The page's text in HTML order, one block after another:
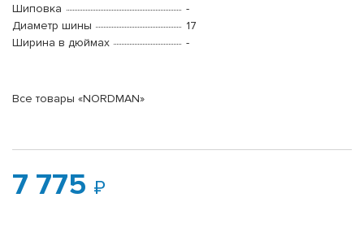
Шиповка
-
Диаметр шины
17
Ширина в дюймах
-
Все товары «NORDMAN»
7 775